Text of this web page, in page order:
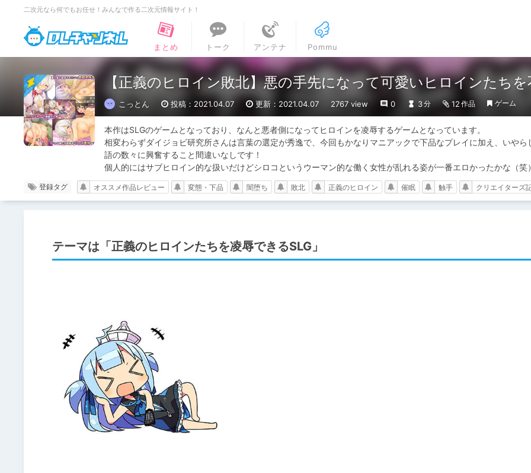
二次元なら何でもお任せ！みんなで作る二次元情報サイト！
DLチャンネル
まとめ
トーク アンテナ Pommu
【正義のヒロイン敗北】悪の手先になって可愛いヒロインたち
こっとん 投稿：2021.04.07 更新：2021.04.07 2767 view 0 3分 12 作品 ゲーム
本作はSLGのゲームとなっており、なんと悪者側になってヒロインを凌辱するゲームとなっています。
相変わらずダイジョビ研究所さんは言葉の選定が秀逸で、今回もかなりマニアックで下品なプレイに加え、いやら
語の数々に興奮すること間違いなしです！
個人的にはサブヒロイン的な扱いだけどシロコというウーマン的な働く女性が乱れる姿が一番エロかったかな（笑
登録タグ オススメ作品レビュー 変態・下品 闇堕ち 敗北 正義のヒロイン 催眠 触手 クリエイターズ
テーマは「正義のヒロインたちを凌辱できるSLG」